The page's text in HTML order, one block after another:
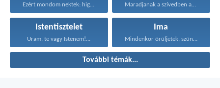
Ezért mondom nektek: higgyétek... Maradjanak a szívedben azok...
Istentisztelet
Uram, te vagy Istenem!...
Ima
Mindenkor örüljetek, szüntelenül imádkozzatok...
További témák...